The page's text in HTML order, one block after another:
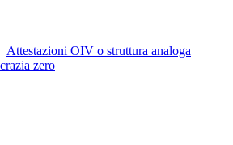
Attestazioni OIV o struttura analoga
zero